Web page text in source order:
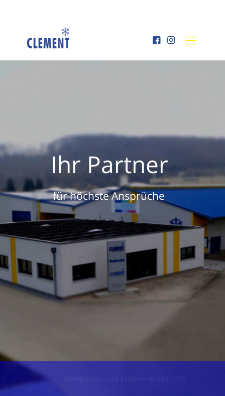
Ihr Partner
fürhöchsteAnsprüche